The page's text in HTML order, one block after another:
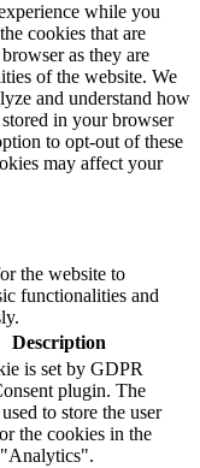
while you
cookies that are
as they are
of the website. We
and understand how
in your browser
to opt-out of these
may affect your
the website to
functionalities and
Description
is set by GDPR
plugin. The
to store the user
the cookies in the